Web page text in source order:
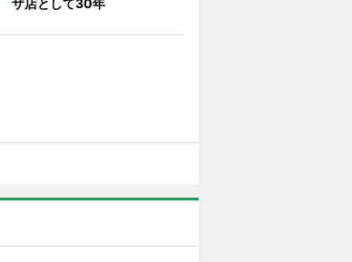
ザ店として30年